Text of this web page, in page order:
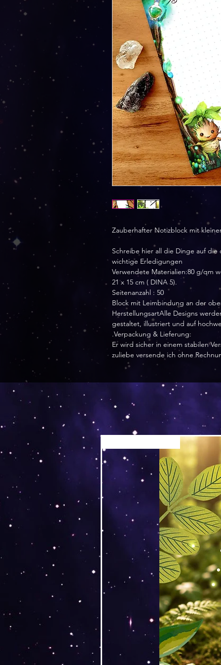
Zauberhafter Notizblock mit
Schreibe hier all die Dinge auf
wichtige Erledigungen
Verwendete Materialien:80 g/qm
21 x 15 cm ( DINA 5).
Seitenanzahl : 50
Block mit Leimbindung an der
HerstellungsartAlle Designs
gestaltet, illustriert und auf
.Verpackung & Lieferung:
Er wird sicher in einem stabilen
zuliebe versende ich ohne